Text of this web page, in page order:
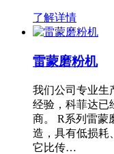
了解详情
雷蒙磨粉机
我们公司专业生
经验，科菲达已
商。 R系列雷蒙
造，具有低损耗
它比传…